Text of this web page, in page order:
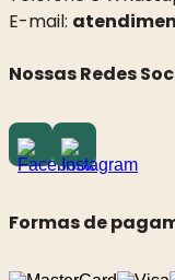
E-mail:
Nossas Redes
Formas de